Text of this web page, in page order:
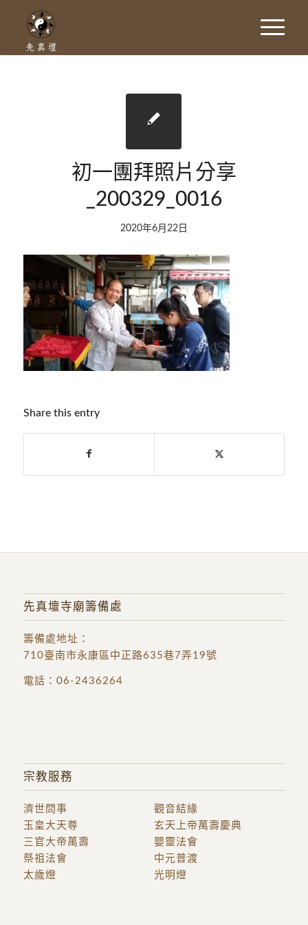
初一團拜照片分享
_200329_0016
2020年6月22日
Share this entry
先真壇寺廟籌備處
籌備處地址 ：
710臺南市永康區中正路635巷7弄19號
電話： 06-2436264
宗教服務
濟世問事
觀音結緣
玉皇大天尊
三官大帝萬壽
玄天上帝萬壽慶典
嬰靈法會
祭祖法會
中元普渡
太歲燈
光明燈